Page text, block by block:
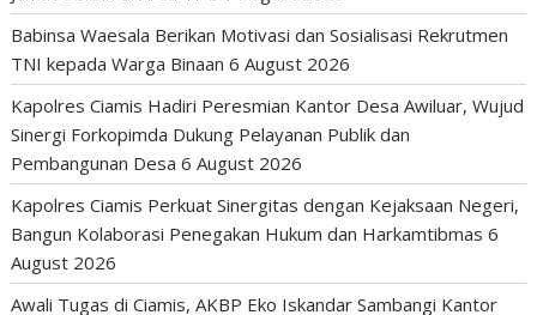
Babinsa Waesala Berikan Motivasi dan Sosialisasi Rekrutmen
TNI kepada Warga Binaan 6 August 2026
Kapolres Ciamis Hadiri Peresmian Kantor Desa Awiluar, Wujud
Sinergi Forkopimda Dukung Pelayanan Publik dan
Pembangunan Desa 6 August 2026
Kapolres Ciamis Perkuat Sinergitas dengan Kejaksaan Negeri,
Bangun Kolaborasi Penegakan Hukum dan Harkamtibmas 6
August 2026
Awali Tugas di Ciamis, AKBP Eko Iskandar Sambangi Kantor